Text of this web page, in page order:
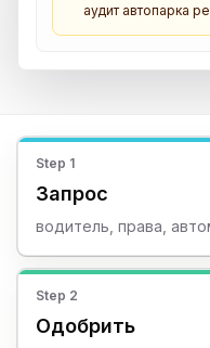
аудит автопарка
Step 1
Запрос
водитель, права,
Step 2
Одобрить